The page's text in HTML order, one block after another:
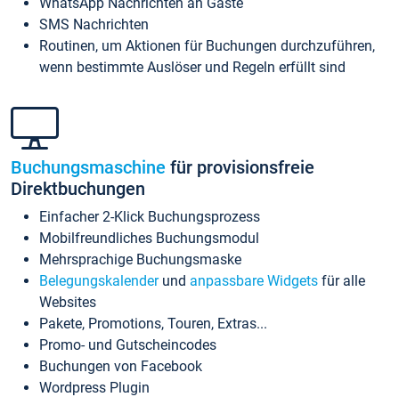
SMS Nachrichten
Routinen, um Aktionen für Buchungen durchzuführen,
wenn bestimmte Auslöser und Regeln erfüllt sind
Buchungsmaschine für provisionsfreie
Direktbuchungen
Einfacher 2-Klick Buchungsprozess
Mobilfreundliches Buchungsmodul
Mehrsprachige Buchungsmaske
Belegungskalenderund anpassbare Widgets für alle
Websites
Pakete, Promotions, Touren, Extras...
Promo- und Gutscheincodes
Buchungen von Facebook
Wordpress Plugin